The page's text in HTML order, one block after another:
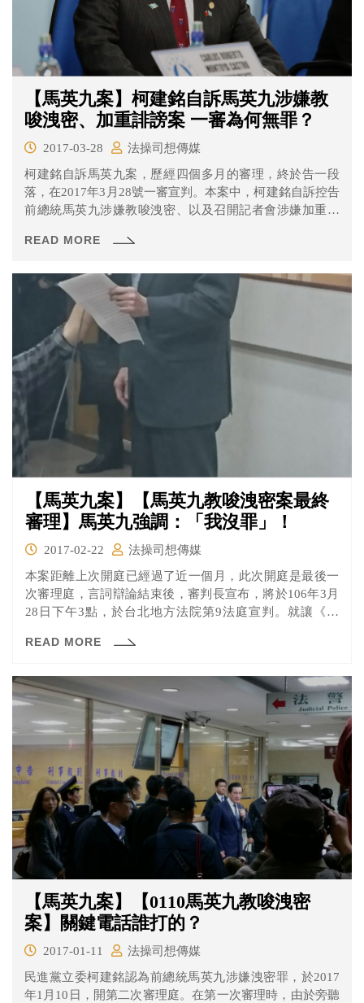
【馬英九案】柯建銘自訴馬英九涉嫌教
唆洩密、加重誹謗案 一審為何無罪？
2017-03-28
法操司想傳媒
柯建銘自訴馬英九案，歷經四個多月的審理，終於告一段
落，在2017年3月28號一審宣判。本案中，柯建銘自訴控告
前總統馬英九涉嫌教唆洩密、以及召開記者會涉嫌加重誹
READ MORE
【馬英九案】【馬英九教唆洩密案最終
審理】馬英九強調：「我沒罪」！
2017-02-22
法操司想傳媒
本案距離上次開庭已經過了近一個月，此次開庭是最後一
次審理庭，言詞辯論結束後，審判長宣布，將於106年3月
28日下午3點，於台北地方法院第9法庭宣判。就讓《法
READ MORE
【馬英九案】【0110馬英九教唆洩密
案】關鍵電話誰打的？
2017-01-11
法操司想傳媒
民進黨立委柯建銘認為前總統馬英九涉嫌洩密罪，於2017
年1月10日，開第二次審理庭。在第一次審理時，由於旁聽